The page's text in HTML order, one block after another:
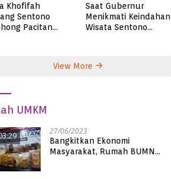
Khofifah
Sentono
Pacitan
Saat Gubernur
Menikmati Keindahan
Wisata Sentono
View More
UMKM
27/06/2023
Bangkitkan Ekonomi
Masyarakat, Rumah BUMN